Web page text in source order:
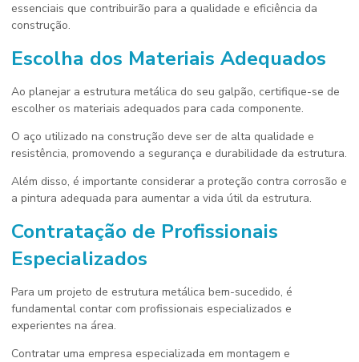
essenciais que contribuirão para a qualidade e eficiência da
construção.
Escolha dos Materiais Adequados
Ao planejar a estrutura metálica do seu galpão, certifique-se de
escolher os materiais adequados para cada componente.
O aço utilizado na construção deve ser de alta qualidade e
resistência, promovendo a segurança e durabilidade da estrutura.
Além disso, é importante considerar a proteção contra corrosão e
a pintura adequada para aumentar a vida útil da estrutura.
Contratação de Profissionais
Especializados
Para um projeto de estrutura metálica bem-sucedido, é
fundamental contar com profissionais especializados e
experientes na área.
Contratar uma empresa especializada em montagem e